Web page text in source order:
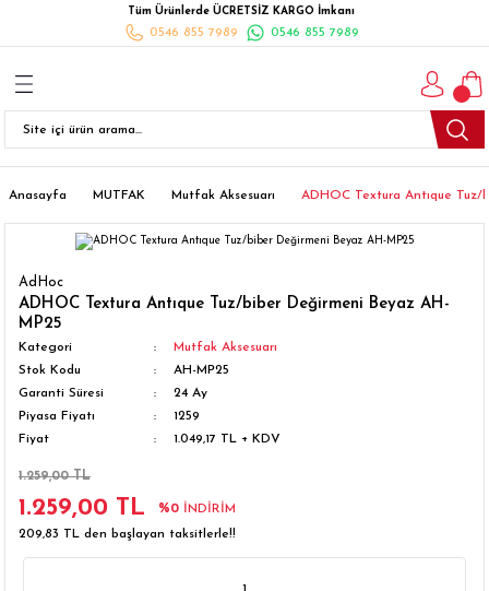
Tüm Ürünlerde ÜCRETSİZ KARGO İmkanı
0546 855 7989 0546 855 7989
Geri Dön
Ankastre Setler
Bulaşık Makinesi
Buzdolabı
Çamaşır Kurutma Makinesi
Asacakları
Geri Dön
Takımları
Takımları
Geri Dön
Takımları
Geri Dön
Geri Dön
Geri Dön
Geri Dön
Anasayfa MUTFAK Mutfak Aksesuarı ADHOC Textura Antıque Tuz/
AdHoc
ADHOC Textura Antıque Tuz/biber Değirmeni Beyaz AH-
MP25
Kategori
Mutfak Aksesuarı
Stok Kodu
AH-MP25
Garanti Süresi
24 Ay
Piyasa Fiyatı
1259
Fiyat
1.049,17 TL + KDV
1.259,00 TL
1.259,00 TL %0
İNDİRİM
209,83 TL den başlayan taksitlerle!!